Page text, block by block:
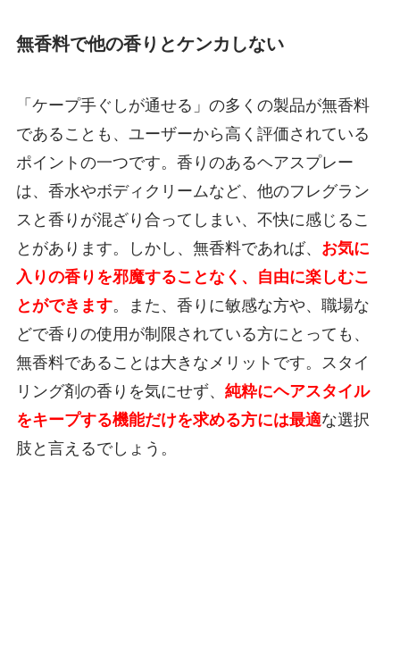
無香料で他の香りとケンカしない
「ケープ手ぐしが通せる」の多くの製品が無香料
であることも、ユーザーから高く評価されている
ポイントの一つです。香りのあるヘアスプレー
は、香水やボディクリームなど、他のフレグラン
スと香りが混ざり合ってしまい、不快に感じるこ
とがあります。しかし、無香料であれば、 お気に
入りの香りを邪魔することなく、自由に楽しむこ
とができます。また、香りに敏感な方や、職場な
どで香りの使用が制限されている方にとっても、
無香料であることは大きなメリットです。スタイ
リング剤の香りを気にせず、 純粋にヘアスタイル
をキープする機能だけを求める方には最適な選択
肢と言えるでしょう。